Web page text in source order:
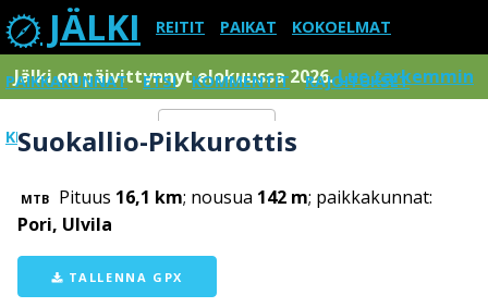
JÄLKI REITIT PAIKAT KOKOELMAT
PAIKKAKUNNAT ETSI KOMMENTIT RAJOITUKSET
KIRJAUDU SISÄÄN Menu
Jälki on päivittynnyt elokuussa 2026.Lue tarkemmin
Suokallio-Pikkurottis
MTB Pituus 16,1 km; nousua 142 m; paikkakunnat:
Pori, Ulvila
TALLENNA GPX